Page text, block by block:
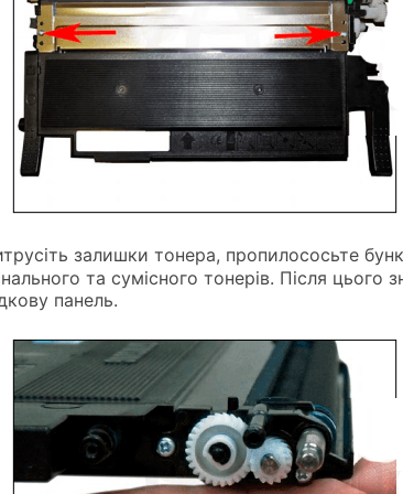
залишки тонера, пропилососьте
та сумісного тонерів. Після цього
панель.